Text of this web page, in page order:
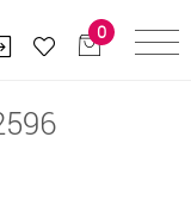
0